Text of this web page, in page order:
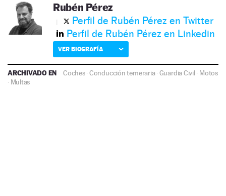
Rubén Pérez
Perfil de Rubén Pérez en Twitter
Perfil de Rubén Pérez en Linkedin
VER BIOGRAFÍA
ARCHIVADO EN Coches·Conducción temeraria·Guardia Civil· Motos
· Multas